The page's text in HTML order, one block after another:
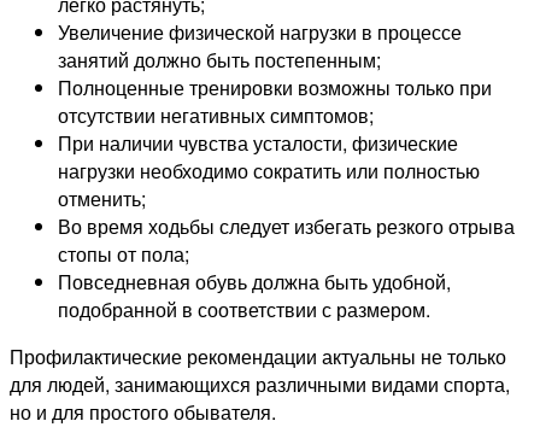
Увеличение физической нагрузки в процессе
занятий должно быть постепенным;
Полноценные тренировки возможны только при
отсутствии негативных симптомов;
При наличии чувства усталости, физические
нагрузки необходимо сократить или полностью
отменить;
Во время ходьбы следует избегать резкого отрыва
стопы от пола;
Повседневная обувь должна быть удобной,
подобранной в соответствии с размером.
Профилактические рекомендации актуальны не только
для людей, занимающихся различными видами спорта,
но и для простого обывателя.